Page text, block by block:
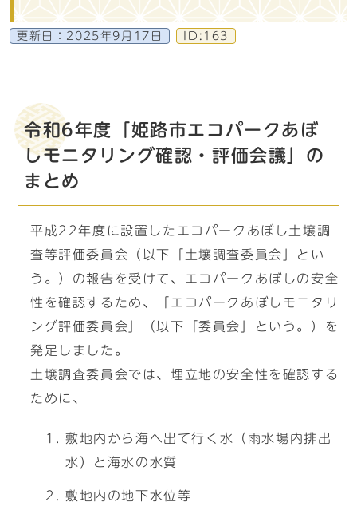
更新日： 2025年9月17日 ID:163
令和6年度「姫路市エコパークあぼ
しモニタリング確認・評価会議」の
まとめ
平成22年度に設置したエコパークあぼし土壌調
査等評価委員会（以下「土壌調査委員会」とい
う。）の報告を受けて、エコパークあぼしの安全
性を確認するため、「エコパークあぼしモニタリ
ング評価委員会」（以下「委員会」という。）を
発足しました。
土壌調査委員会では、埋立地の安全性を確認する
ために、
敷地内から海へ出て行く水（雨水場内排出
水）と海水の水質
敷地内の地下水位等